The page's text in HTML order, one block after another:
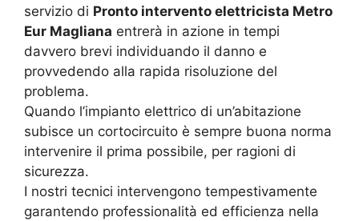
servizio di Pronto intervento elettricista Metro
Eur Magliana entrerà in azione in tempi
davvero brevi individuando il danno e
provvedendo alla rapida risoluzione del
problema.
Quando l’impianto elettrico di un’abitazione
subisce un cortocircuito è sempre buona norma
intervenire il prima possibile, per ragioni di
sicurezza.
I nostri tecnici intervengono tempestivamente
garantendo professionalità ed efficienza nella